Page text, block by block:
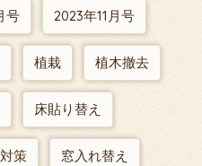
号 2023年11月号
植栽 植木撤去
床貼り替え
策 窓入れ替え